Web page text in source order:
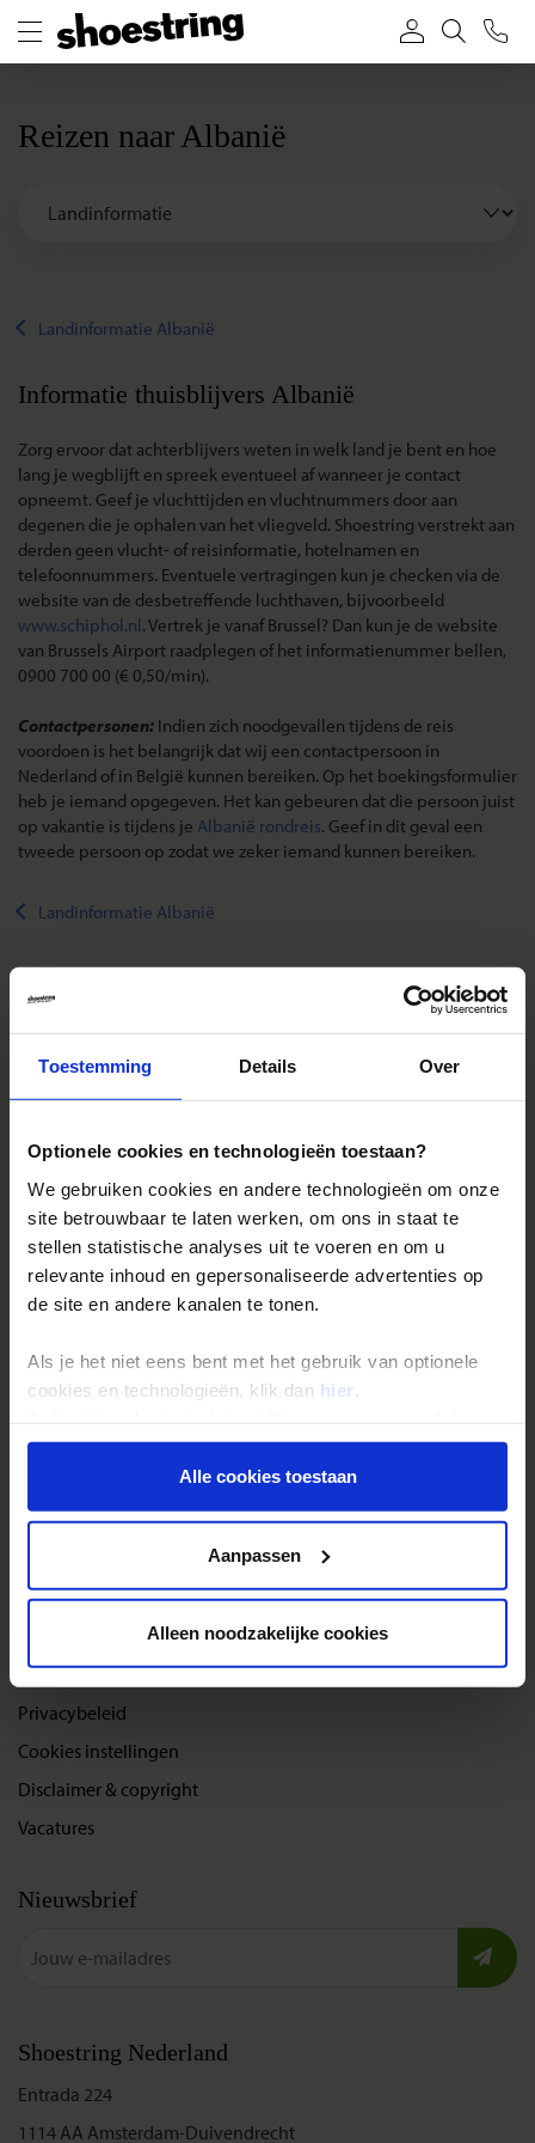
Toestemming Details Over
Optionele cookies en technologieën toestaan?
We gebruiken cookies en andere technologieën om onze
site betrouwbaar te laten werken, om ons in staat te
stellen statistische analyses uit te voeren en om u
relevante inhoud en gepersonaliseerde advertenties op
de site en andere kanalen te tonen.
Als je het niet eens bent met het gebruik van optionele
cookies en technologieën, klik dan hier
onder aan de pagina op elk gewenst moment voor de
toekomst wijzigen.Alle cookies toestaan
Aanpassen
Alleen noodzakelijke cookies
Reizen naar Albanië
Landinformatie Albanië
Informatie thuisblijvers Albanië
Zorg ervoor dat achterblijvers weten in welk land je bent en hoe
lang je wegblijft en spreek eventueel af wanneer je contact
opneemt. Geef je vluchttijden en vluchtnummers door aan
degenen die je ophalen van het vliegveld. Shoestring verstrekt aan
derden geen vlucht- of reisinformatie, hotelnamen en
telefoonnummers. Eventuele vertragingen kun je checken via de
website van de desbetreffende luchthaven, bijvoorbeeld
www.schiphol.nl. Vertrek je vanaf Brussel? Dan kun je de website
van Brussels Airport raadplegen of het informatienummer bellen,
0900 700 00 (€ 0,50/min).
Contactpersonen: Indien zich noodgevallen tijdens de reis
voordoen is het belangrijk dat wij een contactpersoon in
Nederland of in België kunnen bereiken. Op het boekingsformulier
heb je iemand opgegeven. Het kan gebeuren dat die persoon juist
op vakantie is tijdens je Albanië rondreis. Geef in dit geval een
tweede persoon op zodat we zeker iemand kunnen bereiken.
Landinformatie Albanië
Duurzaam reizen
Reis- en annuleringsvoorwaarden
Veelgestelde vragen
Inloggen op mijn.Shoestring
Reisthema's
Groepsreizen
Single reizen
Gegarandeerde reizen
Over Shoestring
Bel, mail of chat met ons
Privacybeleid
Cookies instellingen
Disclaimer & copyright
Vacatures
Nieuwsbrief
Shoestring Nederland
Entrada 224
1114 AA Amsterdam-Duivendrecht